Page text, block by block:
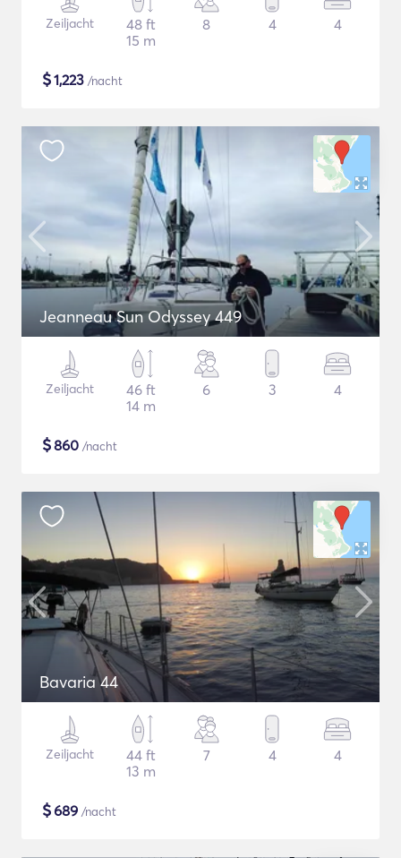
Zeiljacht
48 ft
15 m
8 4 4
$1,223 /nacht
Jeanneau Sun Odyssey 449
Zeiljacht
46 ft
14 m
6 3 4
$860 /nacht
Bavaria 44
Zeiljacht
44 ft
13 m
7 4 4
$689 /nacht